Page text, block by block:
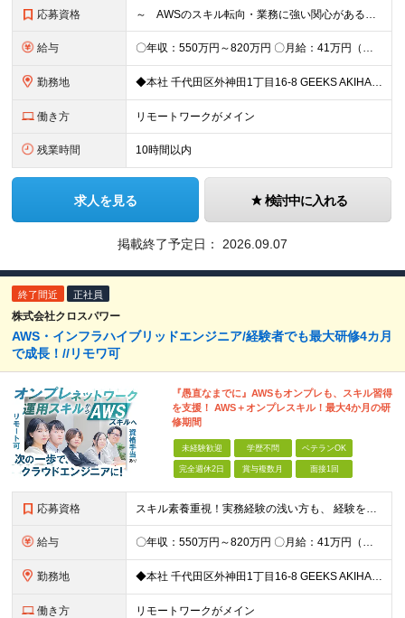
応募資格 ～ AWSのスキル転向・業務に強い関心がある方、仲間になりませんか？ ～ 【必須条件】 ・学歴不問 ・Webシステム構築経験がある方 ・インフラ、アーキテクチャーの理解、関心がある方 ◆賞与年2回
給与 〇年収：550万円～820万円 〇月給：41万円（固定残業100,898円含）～ 60万円（固定残業152,929円含）＋賞与＋資格手当 ※固定残業は45時間（当社の平均残業は8時間です）。 万が一
勤務地 ◆本社 千代田区外神田1丁目16-8 GEEKS AKIHABARA 3階 ◆リモートワーク者多数 ※上記を除く当社関連勤務地
働き方 リモートワークがメイン
残業時間 10時間以内
求人を見る 検討中に入れる
掲載終了予定日： 2026.09.07
終了間近 正社員
株式会社クロスパワー
AWS・インフラハイブリッドエンジニア/経験者でも最大研修4カ月
で成長！//リモワ可
『愚直なまでに』AWSもオンプレも、スキル習得
を支援！ AWS＋オンプレスキル！最大4か月の研
修期間
未経験歓迎 学歴不問 ベテランOK
完全週休2日 賞与複数月 面接1回
応募資格 スキル素養重視！実務経験の浅い方も、 経験を活かしたい中堅層も、幅広く歓迎します！ ・学歴不問 ・システム運用、構築、開発経験または相当の見識がある方 ◆賞与年2回有◆20～50代まで幅広い年代が
給与 〇年収：550万円～820万円 〇月給：41万円（固定残業100,898円含）～ 60万円（固定残業152,929円含）＋賞与＋資格手当 ※固定残業は45時間（当社の平均残業は8時間です）。 万が一
勤務地 ◆本社 千代田区外神田1丁目16-8 GEEKS AKIHABARA 3階 ◆リモートワーク者多数 ※上記を除く当社関連勤務地
働き方 リモートワークがメイン